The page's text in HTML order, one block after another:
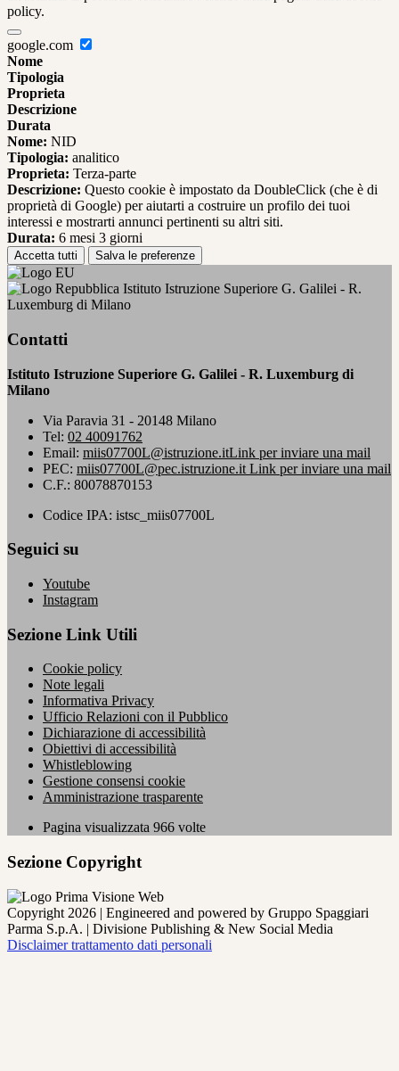
policy.
google.com
Nome
Tipologia
Proprieta
Descrizione
Durata
Nome: NID
Tipologia: analitico
Proprieta: Terza-parte
Descrizione: Questo cookie è impostato da DoubleClick (che è di
proprietà di Google) per aiutarti a costruire un profilo dei tuoi
interessi e mostrarti annunci pertinenti su altri siti.
Durata: 6 mesi 3 giorni
Accetta tutti Salva le preferenze
Istituto Istruzione Superiore G. Galilei - R.
Luxemburg di Milano
Contatti
Istituto Istruzione Superiore G. Galilei - R. Luxemburg di
Milano
Via Paravia 31 - 20148 Milano
Tel: 02 40091762
Email: miis07700L@istruzione.itLink per inviare una mail
PEC: miis07700L@pec.istruzione.it Link per inviare una mail
C.F.: 80078870153
Codice IPA: istsc_miis07700L
Seguici su
Youtube
Instagram
Sezione Link Utili
Cookie policy
Note legali
Informativa Privacy
Ufficio Relazioni con il Pubblico
Dichiarazione di accessibilità
Obiettivi di accessibilità
Whistleblowing
Gestione consensi cookie
Amministrazione trasparente
Pagina visualizzata 966 volte
Sezione Copyright
Copyright 2026 | Engineered and powered by Gruppo Spaggiari
Parma S.p.A. | Divisione Publishing & New Social Media
Disclaimer trattamento dati personali